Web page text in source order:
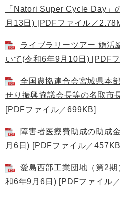
「Natori Super Cycle Day」
月13日) [PDFファイル／
ライブラリーツアー 婚活
いて(令和6年9月10日) [PDF
全国農協連合会宮城県本
せり振興協議会長等の名取市
[PDFファイル／699KB]
障害者医療費助成の助成
月6日) [PDFファイル／
愛島西部工業団地（第2
和6年9月6日) [PDFファイル